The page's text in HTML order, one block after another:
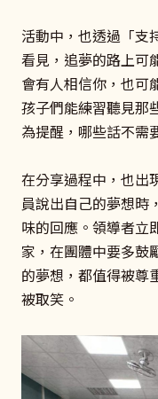
活動中，也透過「支
看見，追夢的路上可
會有人相信你，也可
孩子們能練習聽見那
為提醒，哪些話不需
在分享過程中，也出
員說出自己的夢想時
味的回應。領導者立
家，在團體中要多鼓
的夢想，都值得被尊
被取笑。